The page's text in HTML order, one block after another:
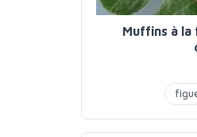
Muffins à la